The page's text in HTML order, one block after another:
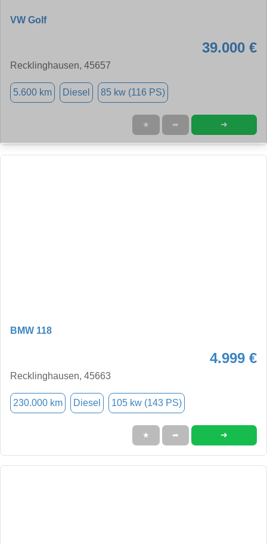
VW Golf
39.000 €
Recklinghausen, 45657
5.600 km Diesel 85 kw (116 PS)
★ ➦ ➜
BMW 118
4.999 €
Recklinghausen, 45663
230.000 km Diesel 105 kw (143 PS)
★ ➦ ➜